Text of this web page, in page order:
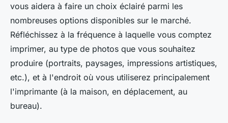
vous aidera à faire un choix éclairé parmi les
nombreuses options disponibles sur le marché.
Réfléchissez à la fréquence à laquelle vous comptez
imprimer, au type de photos que vous souhaitez
produire (portraits, paysages, impressions artistiques,
etc.), et à l'endroit où vous utiliserez principalement
l'imprimante (à la maison, en déplacement, au
bureau).